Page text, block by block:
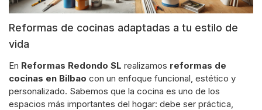
Reformas de cocinas adaptadas a tu estilo de
vida
En Reformas Redondo SL realizamos reformas de
cocinas en Bilbao con un enfoque funcional, estético y
personalizado. Sabemos que la cocina es uno de los
espacios más importantes del hogar: debe ser práctica,